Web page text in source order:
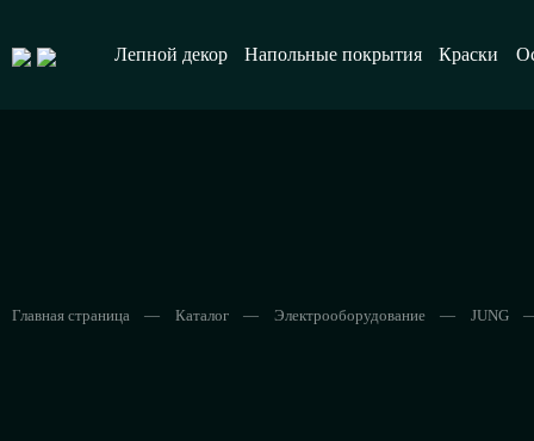
Лепной декор Напольные покрытия Краски
Главная страница — Каталог — Электрооборудование — JUNG